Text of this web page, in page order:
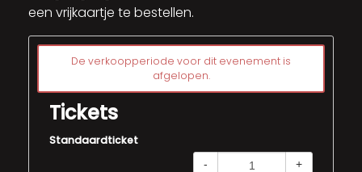
een vrijkaartje te bestellen.
De verkoopperiode voor dit evenement is
afgelopen.
Tickets
Standaardticket
- +